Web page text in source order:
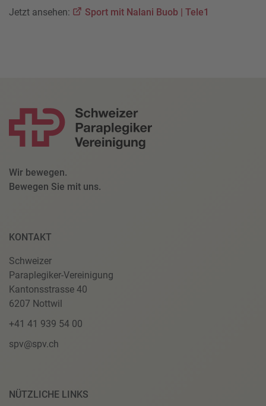
Jetzt ansehen: Sport mit Nalani Buob | Tele1
Wir bewegen.
Bewegen Sie mit uns.
KONTAKT
Schweizer
Paraplegiker-Vereinigung
Kantonsstrasse 40
6207 Nottwil
+41 41 939 54 00
spv@spv.ch
NÜTZLICHE LINKS